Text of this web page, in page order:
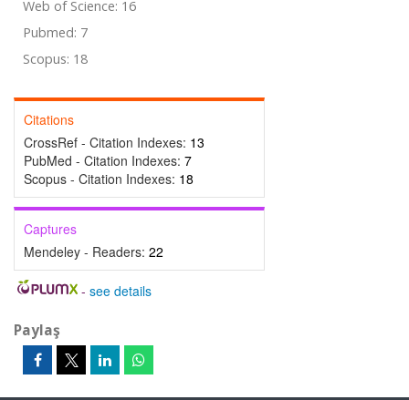
Web of Science: 16
Pubmed: 7
Scopus: 18
Citations
CrossRef - Citation Indexes: 13
PubMed - Citation Indexes: 7
Scopus - Citation Indexes: 18
Captures
Mendeley - Readers: 22
- see details
Paylaş